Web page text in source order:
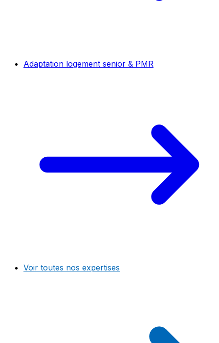
Adaptation logement senior & PMR
Voir toutes nos expertises